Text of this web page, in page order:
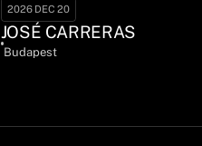
2026 DEC 20
JOSÉ CARRERAS
Budapest